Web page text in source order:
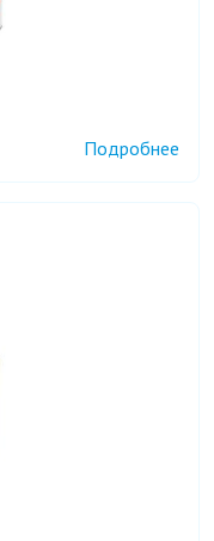
Подробнее